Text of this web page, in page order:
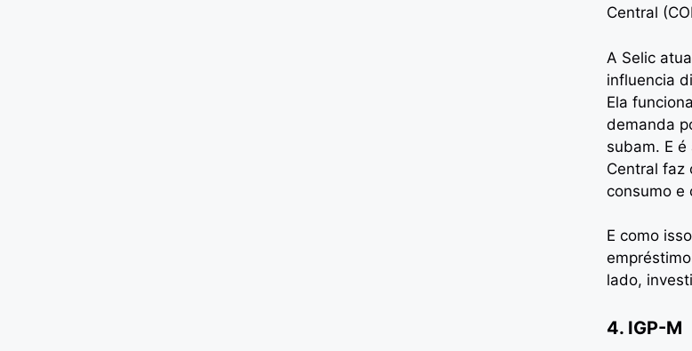
Central
A Selic
influencia
Ela
demanda
subam. E
Central faz
consumo e
E como
lado,
4. IGP-M